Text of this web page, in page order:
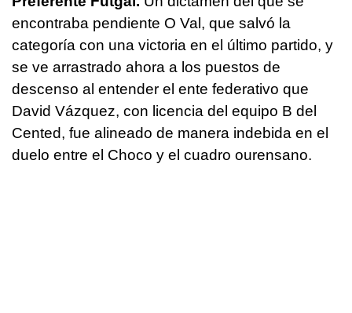
encontraba pendiente O Val, que salvó la
categoría con una victoria en el último partido, y
se ve arrastrado ahora a los puestos de
descenso al entender el ente federativo que
David Vázquez, con licencia del equipo B del
Cented, fue alineado de manera indebida en el
duelo entre el Choco y el cuadro ourensano.